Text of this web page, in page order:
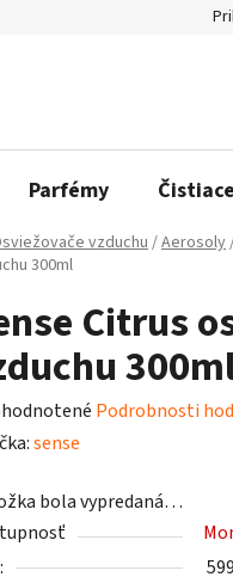
Parfémy
vzduchu/Aerosoly
300ml
Citrus
Podrobnosti
sense
bola vypredaná…